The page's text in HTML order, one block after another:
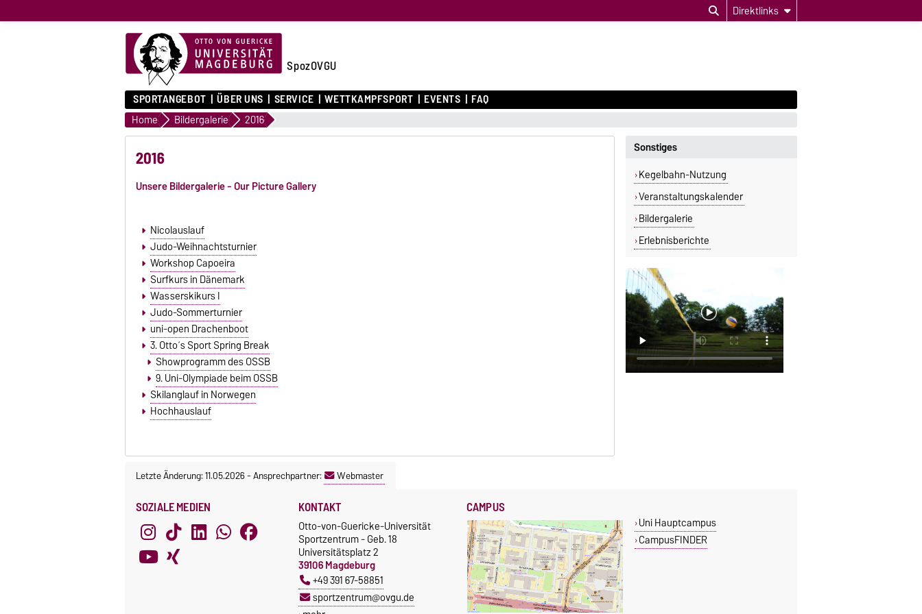
Direktlinks
SpozOVGU
SPORTANGEBOT ÜBER UNS SERVICE WETTKAMPFSPORT EVENTS FAQ
Home Bildergalerie 2016
2016
Unsere Bildergalerie - Our Picture Gallery
Nicolauslauf
Judo-Weihnachtsturnier
Workshop Capoeira
Surfkurs in Dänemark
Wasserskikurs I
Judo-Sommerturnier
uni-open Drachenboot
3. Otto´s Sport Spring Break
Showprogramm des OSSB
9. Uni-Olympiade beim OSSB
Skilanglauf in Norwegen
Hochhauslauf
Sonstiges
Kegelbahn-Nutzung
Veranstaltungskalender
Bildergalerie
Erlebnisberichte
Letzte Änderung: 11.05.2026-Ansprechpartner: Webmaster
SOZIALE MEDIEN KONTAKT
Otto-von-Guericke-Universität
Sportzentrum - Geb. 18
Universitätsplatz 2
39106 Magdeburg
+49 391 67-58851
sportzentrum@ovgu.de
CAMPUS
Uni Hauptcampus
CampusFINDER